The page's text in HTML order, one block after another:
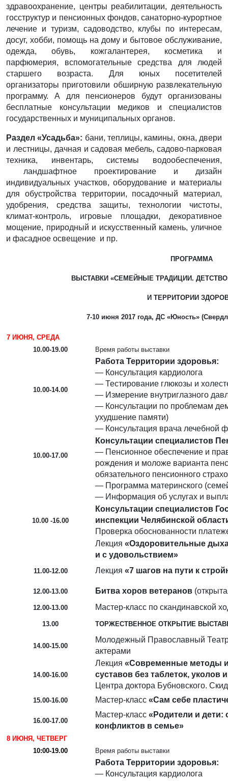
здравоохранение, центры реабилитации, деятельность
госструктур и пенсионных фондов, санаторно-курортное
лечение и туризм, садоводство, клубы по интересам,
досуг, хобби, помощь на дому и бытовое обслуживание,
одежда, обувь, кожгалантерея, косметика и
парфюмерия, вспомогательные средства для людей
старшего возраста. Для юных посетителей
организаторы приготовили обширную развлекательную
программу. А для пенсионеров будут организованы
бесплатные консультации медиков и специалистов
государственных и муниципальных органов.
Раздел «Усадьба»: бани, теплицы, камины, окна, двери
и лестницы, дачная и садовая мебель, садово-парковая
техника, инвентарь, системы водообеспечения,
ландшафтное проектирование и дизайн
индивидуальных участков, оборудование и материалы
для обустройства территории, посадочный материал,
удобрения, средства защиты, технологии чистоты,
климат-контроль, игровые площадки, декоративное
мощение, природный и искусственный камень, уличное
и фасадное освещение и пр.
ПРОГРАММА
ВЫСТАВКИ «СЕМЕЙНЫЕ ТРАДИЦИИ.
И ТЕРРИТОРИИ
7-10 июня 2017 года, ДС «Юность»
7 ИЮНЯ, СРЕДА
10.00-19.00
Время работы выставки
10.00-14.00
Работа Территории здоровья:
— Консультация кардиолога
— Тестирование глюкозы и
— Измерение внутриглазного
— Консультации по проблемам
ухудшение памяти)
— Консультация врача лечебной
10.00-17.00
Консультации специалистов
— Пенсионное обеспечение и
рождения и моложе варианта
обязательного пенсионного
— Программа материнского
— Информация об услугах и
10.00 -16.00
Консультации специалистов
инспекции Челябинской
Проверка обоснованности
Лекция «Оздоровительные
и с удовольствием»
11.00-12.00 Лекция «7 шагов на пути к
12.00-13.00 Битва хоров ветеранов
12.00-13.00 Мастер-класс по скандинавской
13.00 ТОРЖЕСТВЕННОЕ ОТКРЫТИЕ
14.00-15.00
Молодежный Православный Театр
актерами
14.00-16.00
Лекция «Современные методы
суставов без таблеток, уколов
Центра доктора Бубновского.
15.00-16.00 Мастер-класс «Сам себе
16.00-17.00
Мастер-класс «Родители и дети:
конфликтов в семье»
8 ИЮНЯ, ЧЕТВЕРГ
10:00-19.00
Время работы выставки
Работа Территории здоровья:
— Консультация кардиолога